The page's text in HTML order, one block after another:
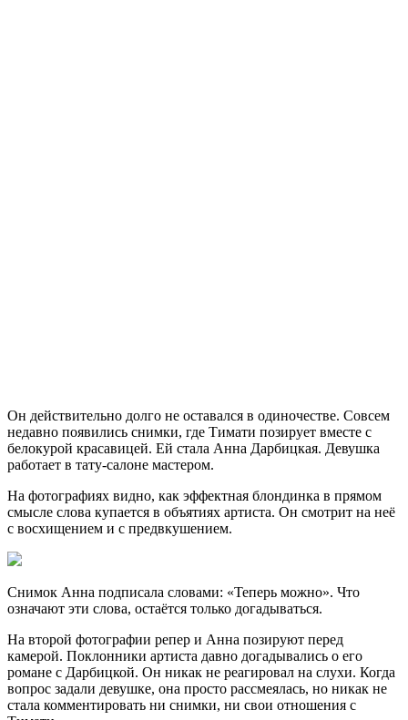
Он действительно долго не оставался в одиночестве. Совсем
недавно появились снимки, где Тимати позирует вместе с
белокурой красавицей. Ей стала Анна Дарбицкая. Девушка
работает в тату-салоне мастером.
На фотографиях видно, как эффектная блондинка в прямом
смысле слова купается в объятиях артиста. Он смотрит на неё
с восхищением и с предвкушением.
Снимок Анна подписала словами: «Теперь можно». Что
означают эти слова, остаётся только догадываться.
На второй фотографии репер и Анна позируют перед
камерой. Поклонники артиста давно догадывались о его
романе с Дарбицкой. Он никак не реагировал на слухи. Когда
вопрос задали девушке, она просто рассмеялась, но никак не
стала комментировать ни снимки, ни свои отношения с